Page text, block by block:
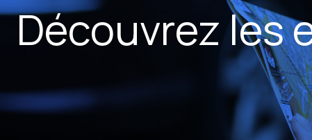
Découvrez les